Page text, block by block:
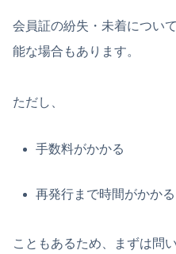
会員証の紛失・未着につい
能な場合もあります。
ただし、
手数料がかかる
再発行まで時間がかかる
こともあるため、まずは問